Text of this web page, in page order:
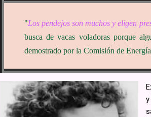
"Los pendejos son muchos y eligen
busca de vacas voladoras porque
demostrado por la Comisión de